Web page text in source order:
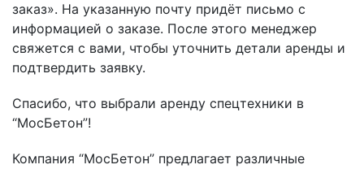
заказ». На указанную почту придёт письмо с
информацией о заказе. После этого менеджер
свяжется с вами, чтобы уточнить детали аренды и
подтвердить заявку.
Спасибо, что выбрали аренду спецтехники в
“МосБетон”!
Компания “МосБетон” предлагает различные